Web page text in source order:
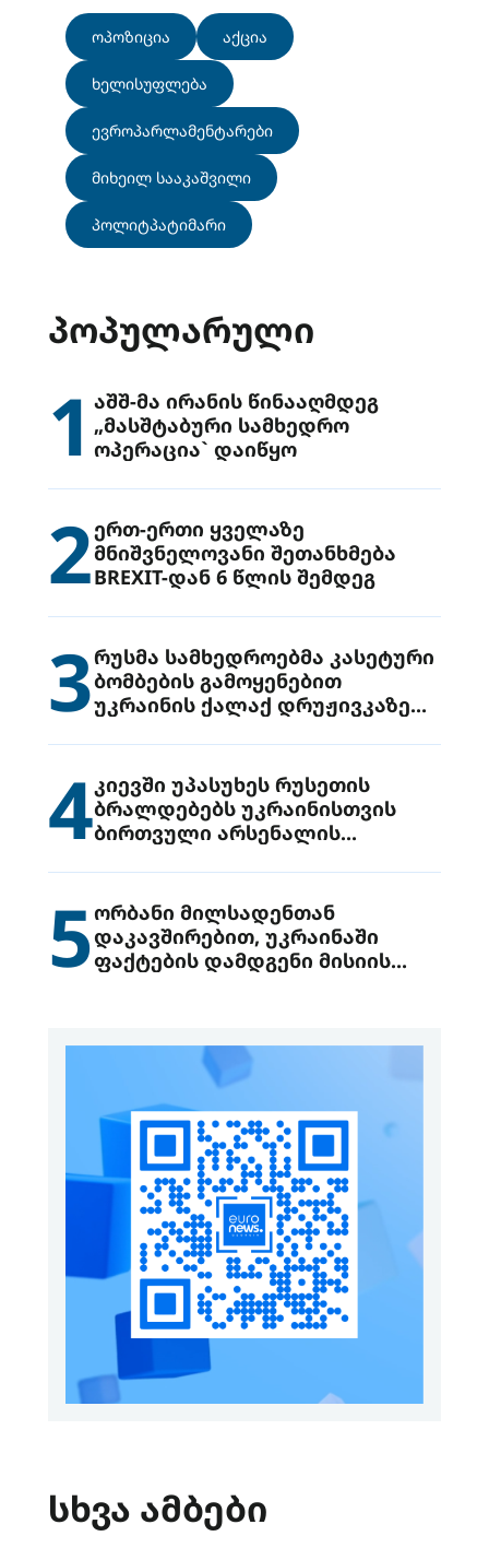
ოპოზიცია აქცია
ხელისუფლება
ევროპარლამენტარები
მიხეილ სააკაშვილი
პოლიტპატიმარი
ᲞᲝᲞᲣᲚᲐᲠᲣᲚᲘ
1 აშშ-მა ირანის წინააღმდეგ
„მასშტაბური სამხედრო
ოპერაცია` დაიწყო
2ერთ-ერთი ყველაზე
მნიშვნელოვანი შეთანხმება
BREXIT-დან 6 წლის შემდეგ
3რუსმა სამხედროებმა კასეტური
ბომბების გამოყენებით
უკრაინის ქალაქ დრუჟივკაზე
4კიევში უპასუხეს რუსეთის
ბრალდებებს უკრაინისთვის
ბირთვული არსენალის
5ორბანი მილსადენთან
დაკავშირებით, უკრაინაში
ფაქტების დამდგენი მისიის
სხვა ამბები